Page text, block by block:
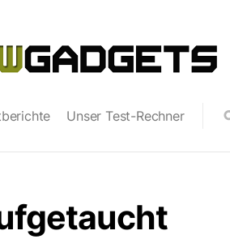
Unser Test-Rechner